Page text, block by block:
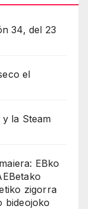
34, del 23
el
la Steam
EBko
zigorra
bideojoko